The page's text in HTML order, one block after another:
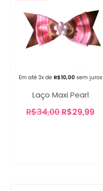
Em até 3x de R$10,00 sem juros
Laço Maxi Pearl
R$34,00 R$29,99